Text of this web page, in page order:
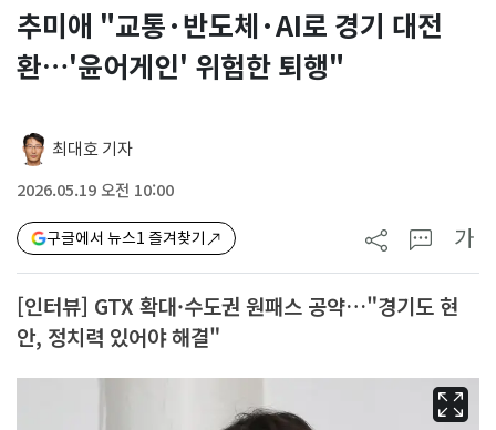
추미애 "교통·반도체·AI로 경기 대전
환…'윤어게인' 위험한 퇴행"
최대호 기자
2026.05.19 오전 10:00
구글에서 뉴스1 즐겨찾기 가
[인터뷰] GTX 확대·수도권 원패스 공약…"경기도 현
안, 정치력 있어야 해결"